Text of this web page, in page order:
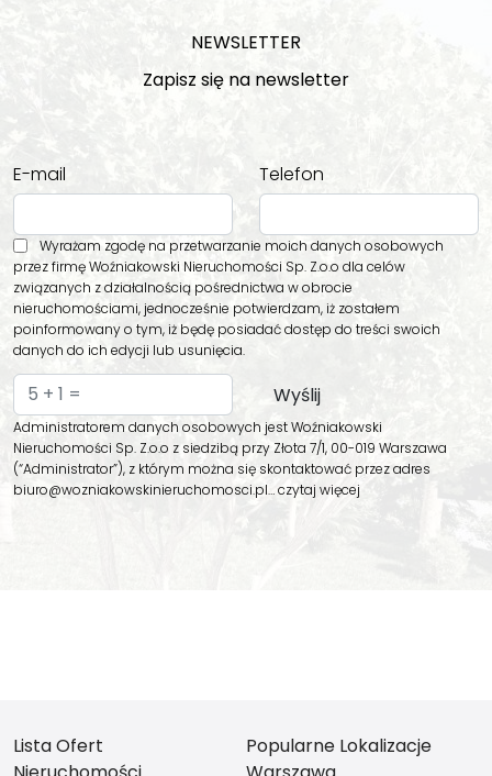
NEWSLETTER
Zapisz się na newsletter
E-mail Telefon
Wyrażam zgodę na przetwarzanie moich danych osobowych
przez firmę Woźniakowski Nieruchomości Sp. Z.o.o dla celów
związanych z działalnością pośrednictwa w obrocie
nieruchomościami, jednocześnie potwierdzam, iż zostałem
poinformowany o tym, iż będę posiadać dostęp do treści swoich
danych do ich edycji lub usunięcia.
Administratorem danych osobowych jest Woźniakowski
Nieruchomości Sp. Z.o.o z siedzibą przy Złota 7/1, 00-019 Warszawa
(“Administrator”), z którym można się skontaktować przez adres
biuro@wozniakowskinieruchomosci.pl…czytaj więcej
Lista Ofert
Popularne Lokalizacje